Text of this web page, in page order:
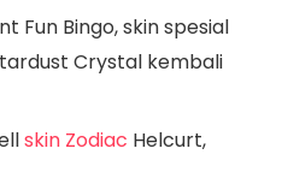
Fun Bingo, skin spesial
Crystal kembali
skin Zodiac Helcurt,